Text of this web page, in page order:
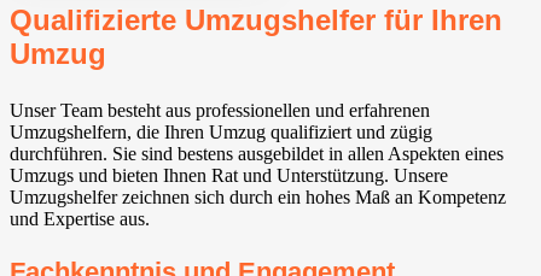
Qualifizierte Umzugshelfer für Ihren
Umzug
Unser Team besteht aus professionellen und erfahrenen
Umzugshelfern, die Ihren Umzug qualifiziert und zügig
durchführen. Sie sind bestens ausgebildet in allen Aspekten eines
Umzugs und bieten Ihnen Rat und Unterstützung. Unsere
Umzugshelfer zeichnen sich durch ein hohes Maß an Kompetenz
und Expertise aus.